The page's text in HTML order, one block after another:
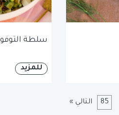
سلطة التوفو
للمزيد
85 التالي »